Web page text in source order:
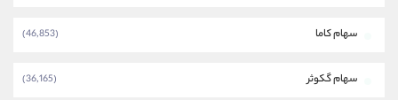
سهام کاما (46,853)
سهام گکوثر (36,165)